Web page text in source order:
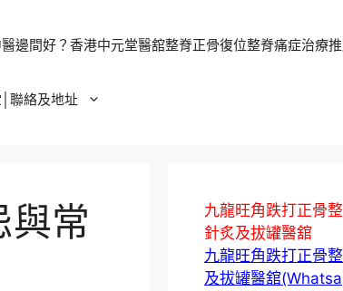
邊間好？香港中元堂醫舘整脊正骨復位整脊痛症治療
聯絡及地址
與常
九龍旺角跌打正骨
針炙及拔罐醫舘
九龍旺角跌打正骨
及拔罐醫舘